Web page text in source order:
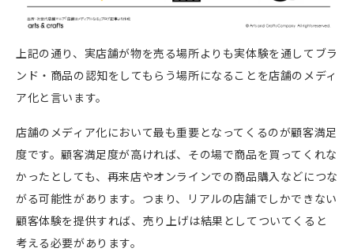
上記の通り、実店舗が物を売る場所よりも実体験を通してブラ
ンド・商品の認知をしてもらう場所になることを店舗のメディ
ア化と言います。
店舗のメディア化において最も重要となってくるのが顧客満足
度です。顧客満足度が高ければ、その場で商品を買ってくれな
かったとしても、再来店やオンラインでの商品購入などにつな
がる可能性があります。つまり、リアルの店舗でしかできない
顧客体験を提供すれば、売り上げは結果としてついてくると
考える必要があります。